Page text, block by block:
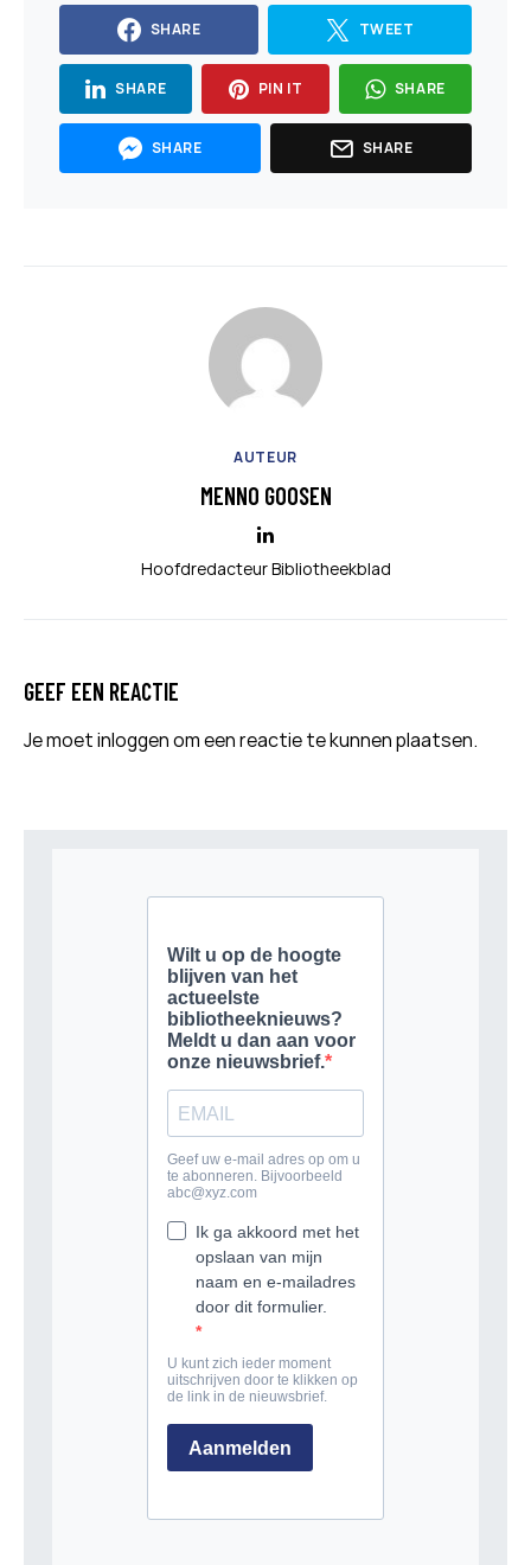
SHARE TWEET
SHARE PIN IT SHARE
SHARE SHARE
AUTEUR
MENNO GOOSEN
Hoofdredacteur Bibliotheekblad
GEEF EEN REACTIE
Je moetinloggenom een reactie te kunnen plaatsen.